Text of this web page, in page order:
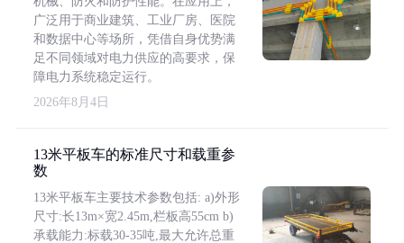
广泛用于商业建筑、工业厂房、医院
和数据中心等场所，凭借自身优势满
足不同领域对电力供应的高要求，保
障电力系统稳定运行。
2026年8月4日
13米平板车的标准尺寸和载重参
数
13米平板车主要技术参数包括: a)外形
尺寸:长13m×宽2.45m,栏板高55cm b)
承载能力:标载30-35吨,最大允许总重